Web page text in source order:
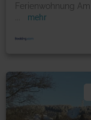
Ferienwohnung
mehr